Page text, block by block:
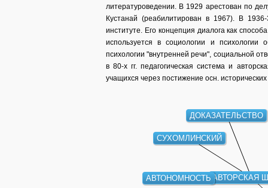
литературоведении. В 1929 арестован по
Кустанай (реабилитирован в 1967). В
институте. Его концепция диалога как
используется в социологии и психологии
психологии "внутренней речи", социальной
в 80-х гг. педагогическая система и
учащихся через постижение осн. исторических
АВТОРСКАЯ
АВТОНОМНОСТЬ
СУХОМЛИНСКИЙ
ДОКАЗАТЕЛЬСТВО